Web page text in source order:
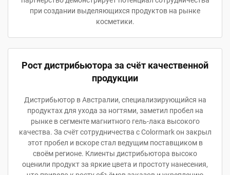
при создании выделяющихся продуктов на рынке
косметики.
Рост дистрибьютора за счёт качественной
продукции
Дистрибьютор в Австралии, специализирующийся на
продуктах для ухода за ногтями, заметил пробел на
рынке в сегменте магнитного гель-лака высокого
качества. За счёт сотрудничества с Colormark он закрыл
этот пробел и вскоре стал ведущим поставщиком в
своём регионе. Клиенты дистрибьютора высоко
оценили продукт за яркие цвета и простоту нанесения,